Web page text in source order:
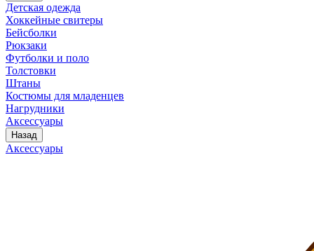
Детская одежда
Хоккейные свитеры
Бейсболки
Рюкзаки
Футболки и поло
Толстовки
Штаны
Костюмы для младенцев
Нагрудники
Аксессуары
Назад
Аксессуары